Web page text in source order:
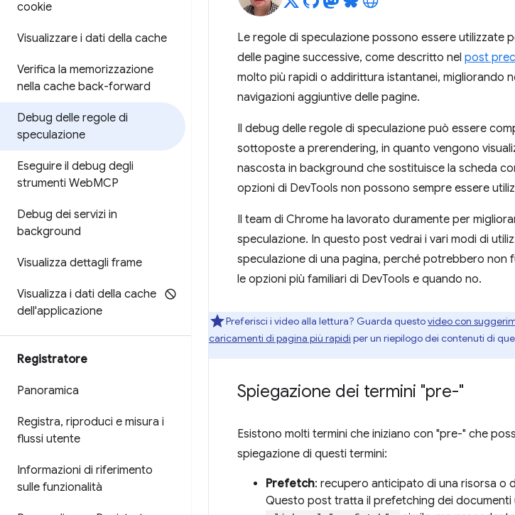
cookie
Visualizzare i dati della cache
Verifica la memorizzazione
nella cache back-forward
Debug delle regole di
speculazione
Eseguire il debug degli
strumenti WebMCP
Debug dei servizi in
background
Visualizza dettagli frame
Visualizza i dati della cache
dell'applicazione
Registratore
Panoramica
Registra, riproduci e misura i
flussi utente
Informazioni di riferimento
sulle funzionalità
Le regole di speculazione possono essere utilizzate
delle pagine successive, come descritto nel post
molto più rapidi o addirittura istantanei, migliorando
navigazioni aggiuntive delle pagine.
Il debug delle regole di speculazione può essere
sottoposte a prerendering, in quanto vengono
nascosta in background che sostituisce la scheda
opzioni di DevTools non possono sempre essere
Il team di Chrome ha lavorato duramente per
speculazione. In questo post vedrai i vari modi di
speculazione di una pagina, perché potrebbero
le opzioni più familiari di DevTools e quando no.
Preferisci i video alla lettura? Guarda questovideo con
caricamenti di pagina più rapidi per un riepilogo dei contenuti di
Spiegazione dei termini "pre-"
Esistono molti termini che iniziano con "pre-" che
spiegazione di questi termini:
Prefetch: recupero anticipato di una risorsa o
Questo post tratta il prefetching dei documenti